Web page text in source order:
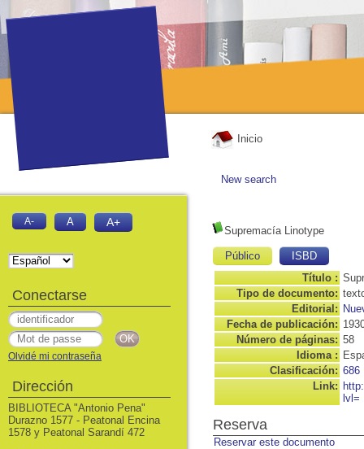
Inicio
New search
Supremacía Linotype
Público
ISBD
Título :
Tipo de documento:
Editorial:
Fecha de publicación:
Número de páginas: 58
Idioma :
Clasificación: 686
Link:
lvl=
Reserva
Reservar este documento
A- A A+
Conectarse
Olvidé mi contraseña
Dirección
BIBLIOTECA "Antonio Pena"
Durazno 1577 - Peatonal Encina
1578 y Peatonal Sarandí 472